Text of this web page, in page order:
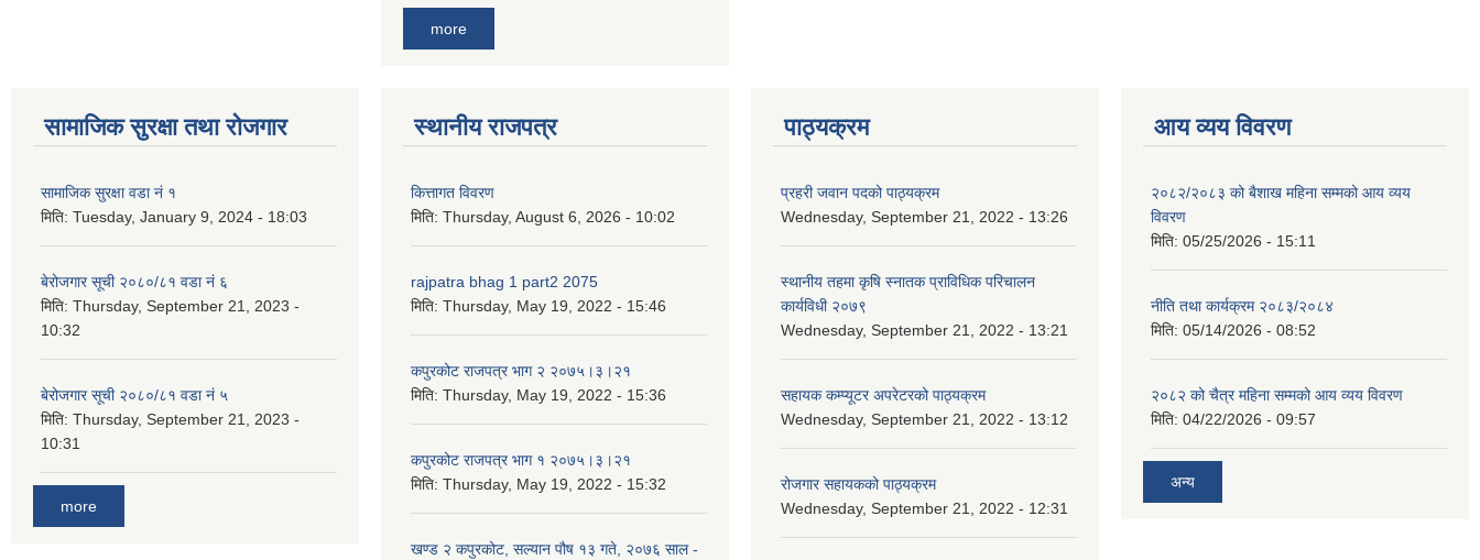
more
सामाजिक सुरक्षा तथा रोजगार
सामाजिक सुरक्षा वडा नं १
मिति: Tuesday, January 9, 2024 - 18:03
बेरोजगार सूची २०८०/८१ वडा नं ६
मिति: Thursday, September 21, 2023 -
10:32
बेरोजगार सूची २०८०/८१ वडा नं ५
मिति: Thursday, September 21, 2023 -
10:31
more
स्थानीय राजपत्र
कित्तागत विवरण
मिति: Thursday, August 6, 2026 - 10:02
rajpatra bhag 1 part2 2075
मिति: Thursday, May 19, 2022 - 15:46
कपुरकोट राजपत्र भाग २ २०७५।३।२१
मिति: Thursday, May 19, 2022 - 15:36
कपुरकोट राजपत्र भाग १ २०७५।३।२१
मिति: Thursday, May 19, 2022 - 15:32
खण्ड २ कपुरकोट, सल्यान पौष १३ गते, २०७६ साल -
पाठ्यक्रम
प्रहरी जवान पदको पाठ्यक्रम
Wednesday, September 21, 2022 - 13:26
स्थानीय तहमा कृषि स्नातक प्राविधिक परिचालन
कार्यविधी २०७९
Wednesday, September 21, 2022 - 13:21
सहायक कम्प्यूटर अपरेटरको पाठ्यक्रम
Wednesday, September 21, 2022 - 13:12
रोजगार सहायकको पाठ्यक्रम
Wednesday, September 21, 2022 - 12:31
आय व्यय विवरण
२०८२/२०८३ को बैशाख महिना सम्मको आय व्यय
विवरण
मिति: 05/25/2026 - 15:11
नीति तथा कार्यक्रम २०८३/२०८४
मिति: 05/14/2026 - 08:52
२०८२ को चैत्र महिना सम्मको आय व्यय विवरण
मिति: 04/22/2026 - 09:57
अन्य